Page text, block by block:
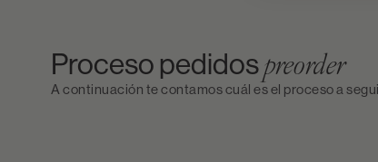
Proceso pedidospreorder
A continuación te contamos cuál es el proceso a